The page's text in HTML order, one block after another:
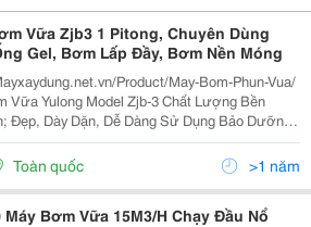
Vữa Zjb3 1 Pitong, Chuyên Dùng
Gel, Bơm Lấp Đầy, Bơm Nền Móng
Product/May-Bom-Phun-Vua/
Vữa Yulong Model Zjb-3 Chất Lượng Bền
Đẹp, Dày Dặn, Dễ Dàng Sử Dụng Bảo Dưỡng
Bảo Trì, Giá Cả Hợp Lý Và Đạt Hiệu Quả Cao
Việc. Máy Bơm Vữa Zjb-3 Chuyên Dùng Thi
Toàn quốc >1 năm
Máy Bơm Vữa 15M3/H Chạy Đầu Nổ